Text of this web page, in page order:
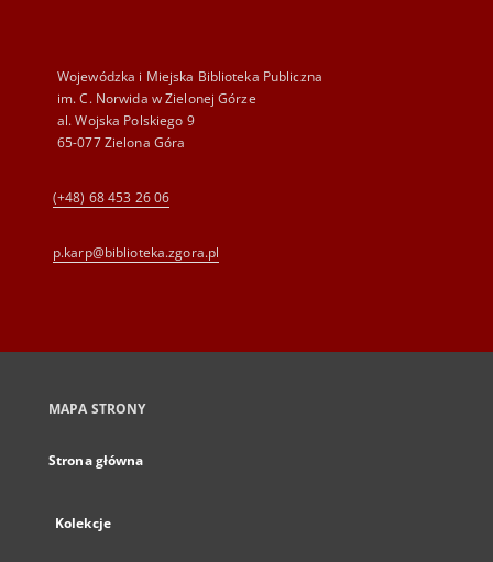
Wojewódzka i Miejska Biblioteka Publiczna
im. C. Norwida w Zielonej Górze
al. Wojska Polskiego 9
65-077 Zielona Góra
(+48) 68 453 26 06
p.karp@biblioteka.zgora.pl
MAPA STRONY
Strona główna
Kolekcje